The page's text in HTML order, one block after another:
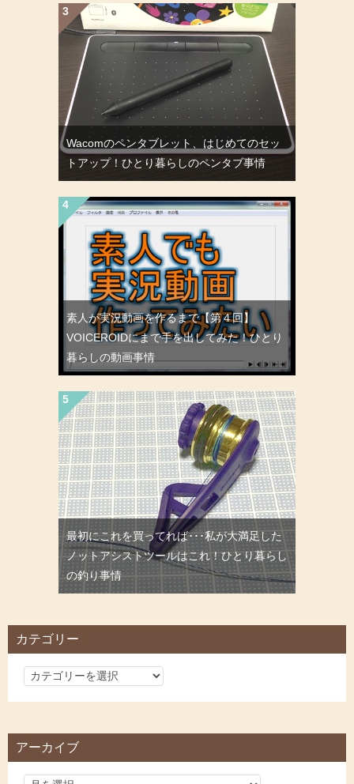
Wacomのペンタブレット、はじめてのセッ
トアップ！ひとり暮らしのペンタブ事情
素人が実況動画を作るまで【第４回】
VOICEROIDにまで手を出してみた！ひとり
暮らしの動画事情
最初にこれを買ってれば･･･私が大満足した
ノットアシストツールはこれ！ひとり暮らし
の釣り事情
カテゴリー
カ
リ
アーカイブ